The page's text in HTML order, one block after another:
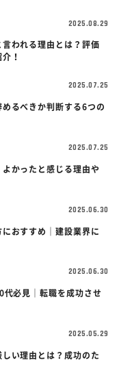
2025.08.29
われる理由とは？評価
！
2025.07.25
るべきか判断する6つの
2025.07.25
かったと感じる理由や
2025.06.30
おすすめ｜建設業界に
2025.06.30
代必見｜転職を成功させ
2025.05.29
い理由とは？成功のた